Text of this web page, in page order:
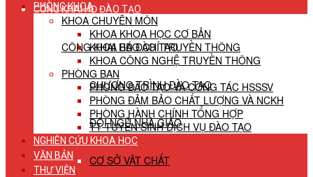
CÔNG KHAI HĐ ĐÀO TẠO
CÔNG KHAI HĐ ĐÀO TẠO
CHƯƠNG TRÌNH ĐÀO TẠO
ĐỘI NGŨ NHÀ GIÁO
CƠ SỞ VẬT CHẤT
PHÒNG KHOA
KHOA CHUYÊN MÔN
KHOA KHOA HỌC CƠ BẢN
KHOA BÁO CHÍ TRUYỀN THÔNG
KHOA CÔNG NGHỆ TRUYỀN THÔNG
PHÒNG BAN
PHÒNG ĐÀO TẠO VÀ CÔNG TÁC HSSSV
PHÒNG ĐẢM BẢO CHẤT LƯỢNG VÀ NCKH
PHÒNG HÀNH CHÍNH TỔNG HỢP
TT TUYỂN SINH DỊCH VỤ ĐÀO TẠO
NGHIÊN CỨU KHOA HỌC
VĂN BẢN
THƯ VIỆN